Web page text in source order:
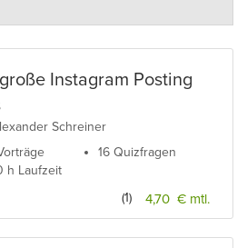
und -Profile aufgebaut und
umgesetzt werden müssen,
durch Online
individuelle Coaching im Online-
Stärken.
Instagram Posting
Schreiner
h Laufzeit
16 Quizfragen
4,70 € mtl.
(1)